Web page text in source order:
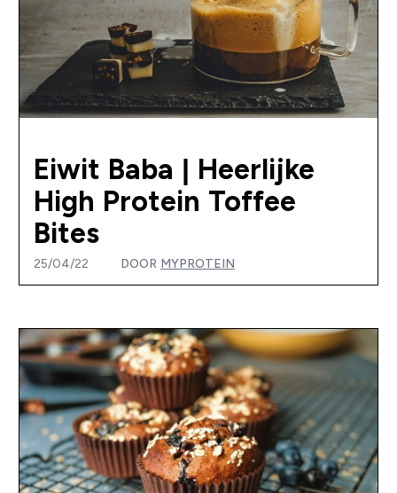
Eiwit Baba | Heerlijke
High Protein Toffee
Bites
25/04/22 DOOR MYPROTEIN